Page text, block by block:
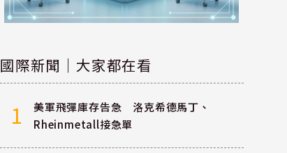
國際新聞｜大家都在看
1
美軍飛彈庫存告急 洛克希德馬丁、
Rheinmetall接急單